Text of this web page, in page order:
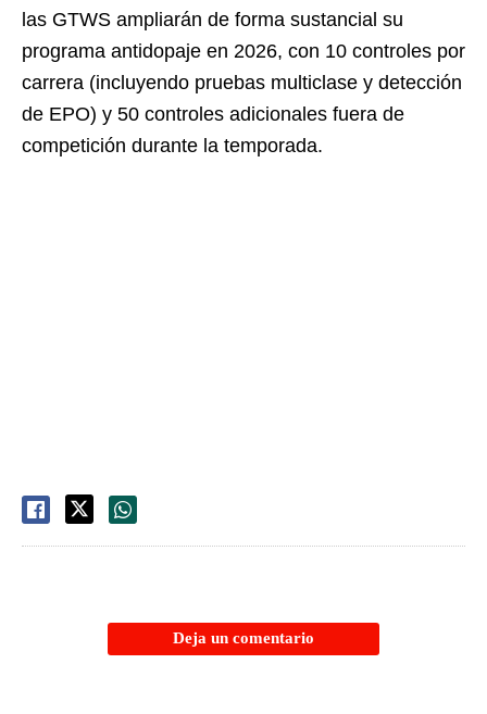
las GTWS ampliarán de forma sustancial su
programa antidopaje en 2026, con 10 controles por
carrera (incluyendo pruebas multiclase y detección
de EPO) y 50 controles adicionales fuera de
competición durante la temporada.
Deja un comentario